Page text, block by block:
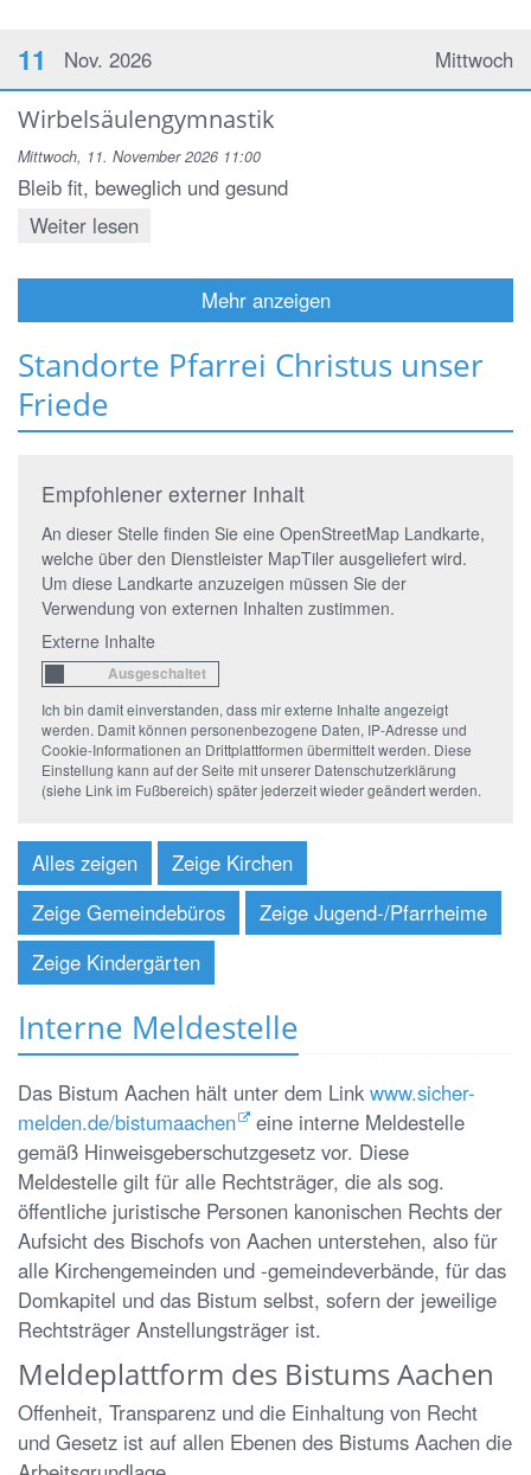
Mittwoch
11 Nov. 2026
Wirbelsäulengymnastik
Mittwoch, 11. November 2026 11:00
Bleib fit, beweglich und gesund
Weiter lesen
Mehr anzeigen
Standorte Pfarrei Christus unser
Friede
Empfohlener externer Inhalt
An dieser Stelle finden Sie eine OpenStreetMap Landkarte,
welche über den Dienstleister MapTiler ausgeliefert wird.
Um diese Landkarte anzuzeigen müssen Sie der
Verwendung von externen Inhalten zustimmen.
Externe Inhalte
Ich bin damit einverstanden, dass mir externe Inhalte angezeigt
werden. Damit können personenbezogene Daten, IP-Adresse und
Cookie-Informationen an Drittplattformen übermittelt werden. Diese
Einstellung kann auf der Seite mit unserer Datenschutzerklärung
(siehe Link im Fußbereich) später jederzeit wieder geändert werden.
Alles zeigen
Zeige Kirchen
Zeige Gemeindebüros
Zeige Jugend-/Pfarrheime
Zeige Kindergärten
Interne Meldestelle
Das Bistum Aachen hält unter dem Linkwww.sicher-
melden.de/bistumaachen
eine interne Meldestelle
gemäß Hinweisgeberschutzgesetz vor. Diese
Meldestelle gilt für alle Rechtsträger, die als sog.
öffentliche juristische Personen kanonischen Rechts der
Aufsicht des Bischofs von Aachen unterstehen, also für
alle Kirchengemeinden und -gemeindeverbände, für das
Domkapitel und das Bistum selbst, sofern der jeweilige
Rechtsträger Anstellungsträger ist.
Meldeplattform des Bistums Aachen
Offenheit, Transparenz und die Einhaltung von Recht
und Gesetz ist auf allen Ebenen des Bistums Aachen die